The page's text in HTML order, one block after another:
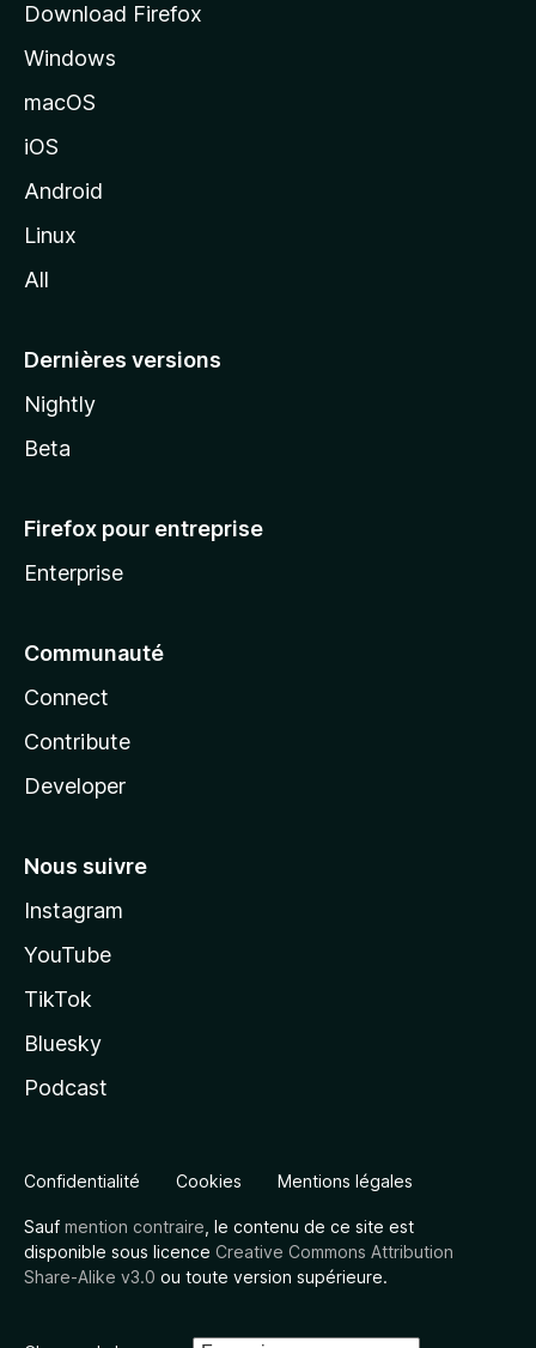
l
d
o
z
l
Download Firefox
Windows
macOS
iOS
Android
Linux
All
Dernières versions
Nightly
Beta
Firefox pour entreprise
Enterprise
Communauté
Connect
Contribute
Developer
Nous suivre
Instagram
YouTube
TikTok
Bluesky
Podcast
Confidentialité Cookies Mentions légales
Sauf mention contraire , le contenu de ce site est
disponible sous licence Creative Commons Attribution
Share-Alike v3.0 ou toute version supérieure.